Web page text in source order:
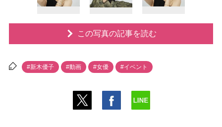
この写真の記事を読む
#新木優子 #動画 #女優 #イベント